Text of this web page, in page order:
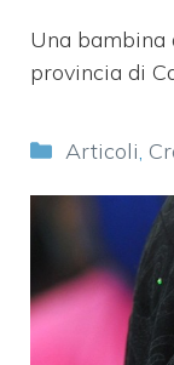
Una bambina
provincia di
Categorie
Articoli